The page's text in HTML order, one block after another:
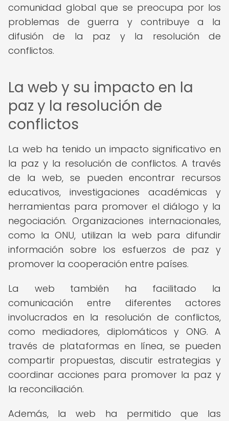
comunidad global que se preocupa por los
problemas de guerra y contribuye a la
difusión de la paz y la resolución de
conflictos.
La web y su impacto en la
paz y la resolución de
conflictos
La web ha tenido un impacto significativo en
la paz y la resolución de conflictos. A través
de la web, se pueden encontrar recursos
educativos, investigaciones académicas y
herramientas para promover el diálogo y la
negociación. Organizaciones internacionales,
como la ONU, utilizan la web para difundir
información sobre los esfuerzos de paz y
promover la cooperación entre países.
La web también ha facilitado la
comunicación entre diferentes actores
involucrados en la resolución de conflictos,
como mediadores, diplomáticos y ONG. A
través de plataformas en línea, se pueden
compartir propuestas, discutir estrategias y
coordinar acciones para promover la paz y
la reconciliación.
Además, la web ha permitido que las